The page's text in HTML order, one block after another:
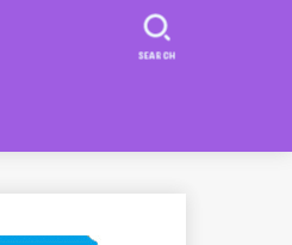
SEARCH